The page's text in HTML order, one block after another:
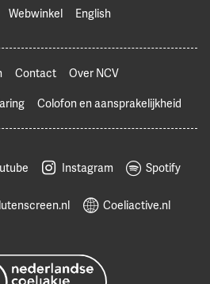
Webwinkel English
Contact
Over NCV
Colofon en aansprakelijkheid
Instagram Spotify
Coeliactive.nl